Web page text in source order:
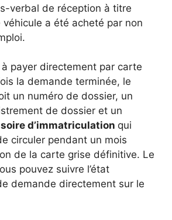
verbal de réception à titre
véhicule a été acheté par non
payer directement par carte
la demande terminée, le
un numéro de dossier, un
de dossier et un
d’immatriculation qui
circuler pendant un mois
de la carte grise définitive. Le
pouvez suivre l’état
demande directement sur le